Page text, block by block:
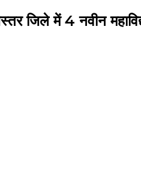
जिले में 4 नवीन